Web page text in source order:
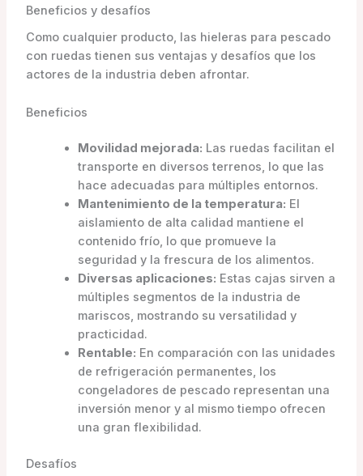
Beneficios y desafíos
Como cualquier producto, las hieleras para pescado
con ruedas tienen sus ventajas y desafíos que los
actores de la industria deben afrontar.
Beneficios
Movilidad mejorada: Las ruedas facilitan el
transporte en diversos terrenos, lo que las
hace adecuadas para múltiples entornos.
Mantenimiento de la temperatura: El
aislamiento de alta calidad mantiene el
contenido frío, lo que promueve la
seguridad y la frescura de los alimentos.
Diversas aplicaciones: Estas cajas sirven a
múltiples segmentos de la industria de
mariscos, mostrando su versatilidad y
practicidad.
Rentable: En comparación con las unidades
de refrigeración permanentes, los
congeladores de pescado representan una
inversión menor y al mismo tiempo ofrecen
una gran flexibilidad.
Desafíos